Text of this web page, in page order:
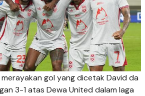
gol yang dicetak David da
3-1 atas Dewa United dalam laga